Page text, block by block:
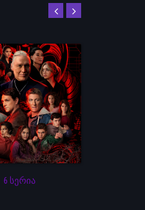
6 სერია